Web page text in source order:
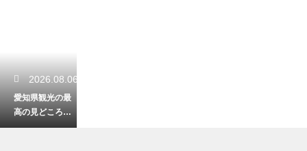
2026.08.06
愛知県観光の最
高の見どころを
徹底解説！旅が